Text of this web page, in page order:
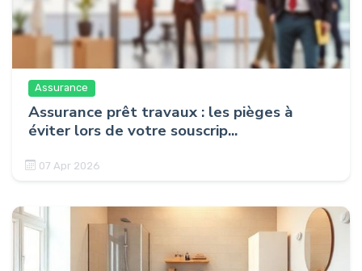
Assurance
Assurance prêt travaux : les pièges à
éviter lors de votre souscrip...
07 Apr 2026